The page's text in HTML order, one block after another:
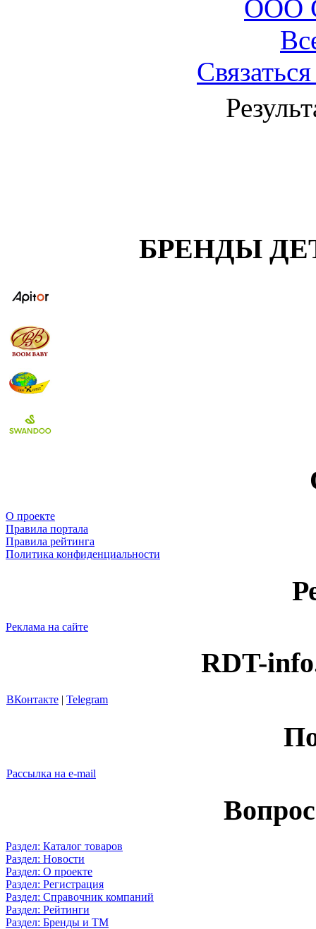
ООО
БРЕНДЫ
О проекте
Правила портала
Правила рейтинга
Политика конфиденциальности
Реклама на сайте
RDT-
ВКонтакте | Telegram
Рассылка на e-mail
Раздел: Каталог товаров
Раздел: Новости
Раздел: О проекте
Раздел: Регистрация
Раздел: Справочник компаний
Раздел: Рейтинги
Раздел: Бренды и ТМ